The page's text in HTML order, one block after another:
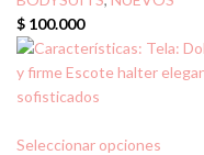
$ 100.000
Seleccionar opciones